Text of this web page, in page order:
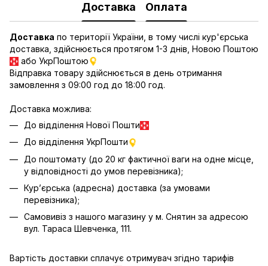
Доставка Оплата
Доставка по території України, в тому числі кур'єрська
доставка, здійснюється протягом 1-3 днів, Новою Поштою
або УкрПоштою
Відправка товару здійснюється в день отримання
замовлення з 09:00 год до 18:00 год.
Доставка можлива:
До відділення Нової Пошти
До відділення УкрПошти
До поштомату (до 20 кг фактичної ваги на одне місце,
у відповідності до умов перевізника);
Кур’єрська (адресна) доставка (за умовами
перевізника);
Самовивіз з нашого магазину у м. Снятин за адресою
вул. Тараса Шевченка, 111.
Вартість доставки сплачує отримувач згідно тарифів